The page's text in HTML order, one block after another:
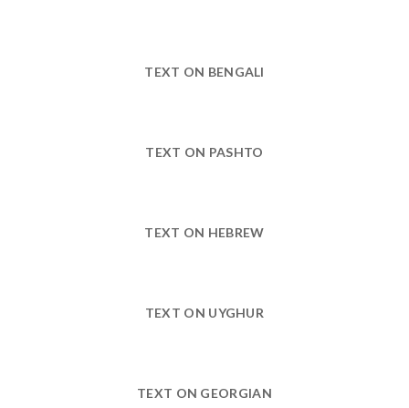
TEXT ON BENGALI
TEXT ON PASHTO
TEXT ON HEBREW
TEXT ON UYGHUR
TEXT ON GEORGIAN